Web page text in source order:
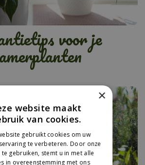
voor je
×
website maakt
van cookies.
gebruikt cookies om uw
te verbeteren. Door onze
gebruiken, stemt u in met alle
in overeenstemming met ons